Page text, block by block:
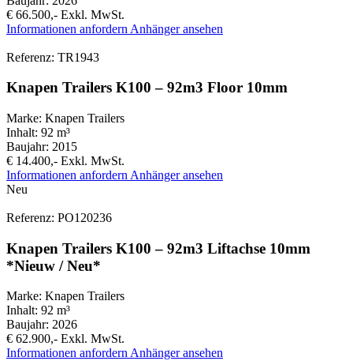
€ 66.500,- Exkl. MwSt.
Informationen anfordern Anhänger ansehen
Referenz: TR1943
Knapen Trailers K100 – 92m3 Floor 10mm
Marke: Knapen Trailers
Inhalt: 92 m³
Baujahr: 2015
€ 14.400,- Exkl. MwSt.
Informationen anfordern Anhänger ansehen
Neu
Referenz: PO120236
Knapen Trailers K100 – 92m3 Liftachse 10mm
*Nieuw / Neu*
Marke: Knapen Trailers
Inhalt: 92 m³
Baujahr: 2026
€ 62.900,- Exkl. MwSt.
Informationen anfordern Anhänger ansehen